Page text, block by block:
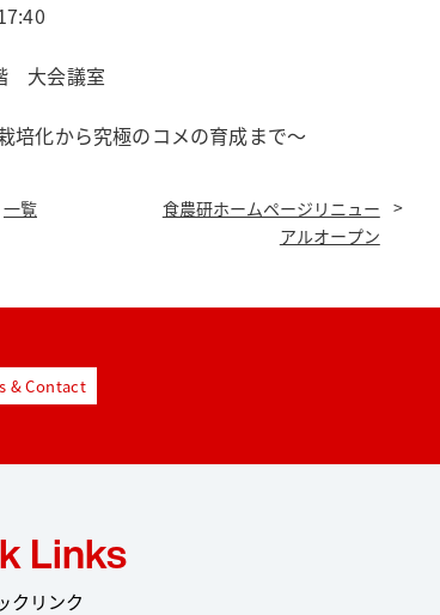
大会議室
化から究極のコメの育成まで～
一覧
食農研ホームページリニュー
アルオープン
& Contact
Links
クリンク